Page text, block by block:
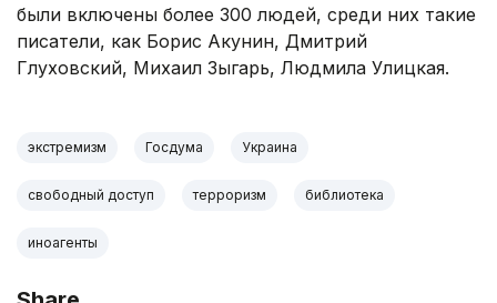
были включены более 300 людей, среди них такие
писатели, как Борис Акунин, Дмитрий
Глуховский, Михаил Зыгарь, Людмила Улицкая.
экстремизм Госдума Украина
свободный доступ терроризм библиотека
иноагенты